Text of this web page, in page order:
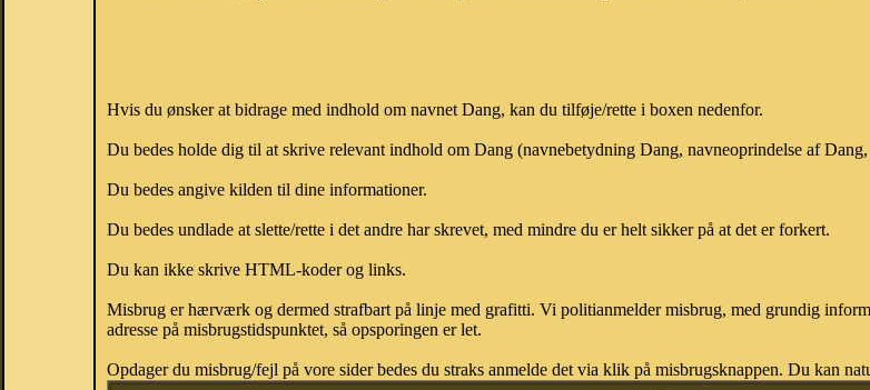
Hvis du ønsker at bidrage med indhold om navnet Dang, kan du tilføje/rette i boxen nedenfor.
Du bedes holde dig til at skrive relevant indhold om Dang (navnebetydning Dang, navneoprindelse af
Du bedes angive kilden til dine informationer.
Du bedes undlade at slette/rette i det andre har skrevet, med mindre du er helt sikker på at det er forkert.
Du kan ikke skrive HTML-koder og links.
Misbrug er hærværk og dermed strafbart på linje med grafitti. Vi politianmelder misbrug, med grundig
adresse på misbrugstidspunktet, så opsporingen er let.
Opdager du misbrug/fejl på vore sider bedes du straks anmelde det via klik på misbrugsknappen. Du kan